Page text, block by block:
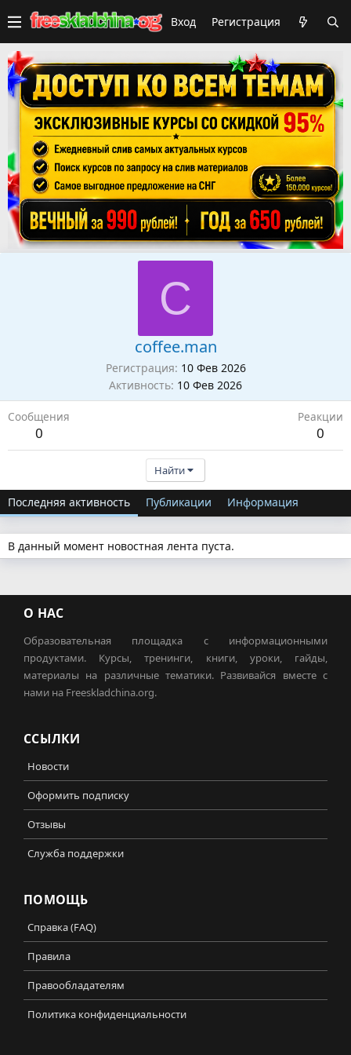
Вход Регистрация
C
coffee.man
Регистрация 10 Фев 2026
Активность 10 Фев 2026
Сообщения
0
Реакции
0
Найти
Последняя активность Публикации Информация
В данный момент новостная лента пуста.
О НАС
Образовательная площадка с информационными
продуктами. Курсы, тренинги, книги, уроки, гайды,
материалы на различные тематики. Развивайся вместе с
нами на Freeskladchina.org.
ССЫЛКИ
Новости
Оформить подписку
Отзывы
Служба поддержки
ПОМОЩЬ
Справка (FAQ)
Правила
Правообладателям
Политика конфиденциальности